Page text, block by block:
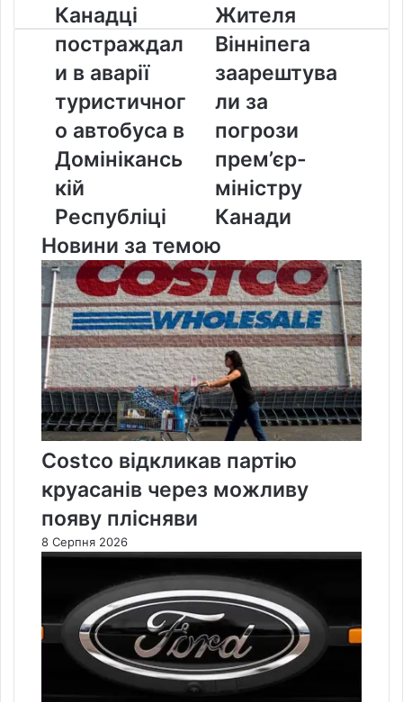
Канадці
постраждали
в
аварії
туристичного
автобуса
Домініканській
Республіці
Канадці
постраждал
и в аварії
туристичног
о автобуса в
Домінікансь
кій
Республіці
Жителя
Вінніпега
заарештували
за
погрози
прем’єр-
Канади
Жителя
Вінніпега
заарештува
ли за
погрози
прем’єр-
міністру
Канади
Новини за темою
Costco відкликав партію
круасанів через можливу
появу плісняви
8 Серпня 2026